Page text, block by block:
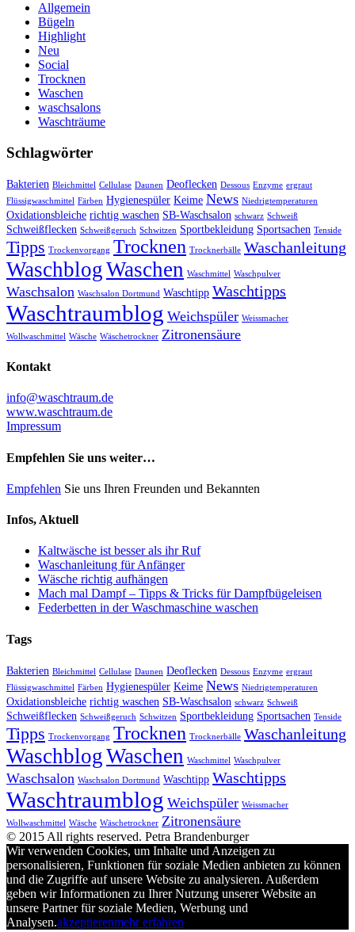
Allgemein
Bügeln
Highlight
Neu
Social
Trocknen
Waschen
waschsalons
Waschträume
Schlagwörter
Bakterien Bleichmittel Cellulase Daunen Deoflecken Dessous Enzyme ergraut
Flüssigwaschmittel Färben Hygienespüler Keime News Niedrigtemperaturen
Oxidationsbleiche richtig waschen SB-Waschsalon schwarz Schweiß
Schweißflecken Schweißgeruch Schwitzen Sportbekleidung Sportsachen Tenside
Tipps Trockenvorgang Trocknen Trocknerbälle Waschanleitung
WaschblogWaschen Waschmittel Waschpulver
Waschsalon Waschsalon Dortmund Waschtipp Waschtipps
Waschtraumblog Weichspüler Weissmacher
Wollwaschmittel Wäsche Wäschetrockner Zitronensäure
Kontakt
info@waschtraum.de
www.waschtraum.de
Impressum
Empfehlen Sie uns weiter…
Empfehlen Sie uns Ihren Freunden und Bekannten
Infos, Aktuell
Kaltwäsche ist besser als ihr Ruf
Waschanleitung für Anfänger
Wäsche richtig aufhängen
Mach mal Dampf – Tipps & Tricks für Dampfbügeleisen
Federbetten in der Waschmaschine waschen
Tags
Bakterien Bleichmittel Cellulase Daunen Deoflecken Dessous Enzyme ergraut
Flüssigwaschmittel Färben Hygienespüler Keime News Niedrigtemperaturen
Oxidationsbleiche richtig waschen SB-Waschsalon schwarz Schweiß
Schweißflecken Schweißgeruch Schwitzen Sportbekleidung Sportsachen Tenside
Tipps Trockenvorgang Trocknen Trocknerbälle Waschanleitung
WaschblogWaschen Waschmittel Waschpulver
Waschsalon Waschsalon Dortmund Waschtipp Waschtipps
Waschtraumblog Weichspüler Weissmacher
Wollwaschmittel Wäsche Wäschetrockner Zitronensäure
© 2015 All rights reserved. Petra Brandenburger
Wir verwenden Cookies, um Inhalte und Anzeigen zu
personalisieren, Funktionen für soziale Medien anbieten zu können
und die Zugriffe auf unsere Website zu analysieren. Außerdem
geben wir Informationen zu Ihrer Nutzung unserer Website an
unsere Partner für soziale Medien, Werbung und
Analysen.akzeptierenmehr erfahren